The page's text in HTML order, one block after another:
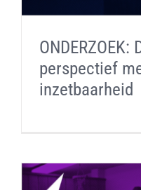
ONDERZOEK:
perspectief
inzetbaarheid